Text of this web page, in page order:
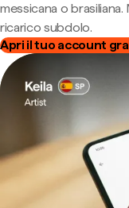
messicana o
ricarico subdolo.
Apri il tuo account